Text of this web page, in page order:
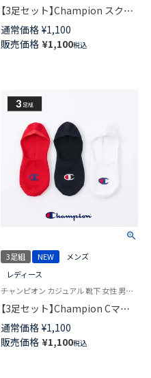
【3足セット】Champion スクリ
プトロゴ 消臭糸使用 かかと滑
り止め付き フットカバー カバ
ーソックス 深履き メンズ レデ
通常価格 ¥1,100
販売価格 ¥1,100税込
3足組 NEW
メンズ
レディース
チャンピオン カジュアル 靴下 女性 男性 ユニセックス
【3足セット】Champion Cマー
クロゴ 消臭糸使用 かかと滑り
止め付き フットカバー カバー
ソックス 深履き メンズ レディ
通常価格 ¥1,100
販売価格 ¥1,100税込